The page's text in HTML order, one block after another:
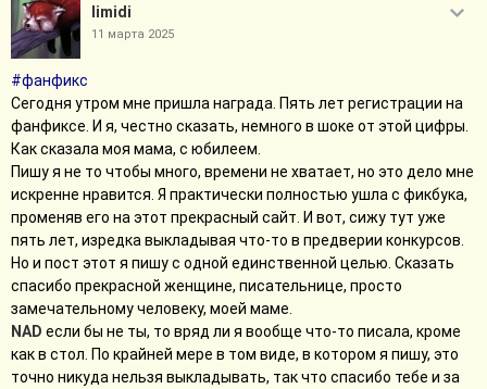
limidi
11 марта 2025
#фанфикс
Сегодня утром мне пришла награда. Пять лет регистрации на
фанфиксе. И я, честно сказать, немного в шоке от этой цифры.
Как сказала моя мама, с юбилеем.
Пишу я не то чтобы много, времени не хватает, но это дело мне
искренне нравится. Я практически полностью ушла с фикбука,
променяв его на этот прекрасный сайт. И вот, сижу тут уже
пять лет, изредка выкладывая что-то в предверии конкурсов.
Но и пост этот я пишу с одной единственной целью. Сказать
спасибо прекрасной женщине, писательнице, просто
замечательному человеку, моей маме.
NAD если бы не ты, то вряд ли я вообще что-то писала, кроме
как в стол. По крайней мере в том виде, в котором я пишу, это
точно никуда нельзя выкладывать, так что спасибо тебе и за